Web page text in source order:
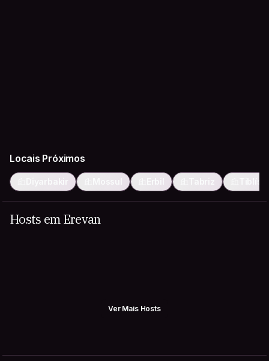
Locais Próximos
Diyarbakir Mossul Erbil Tabriz
Hosts em Erevan
Ver Mais Hosts